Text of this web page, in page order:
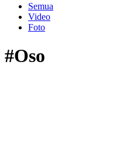
Semua
Video
Foto
#Oso